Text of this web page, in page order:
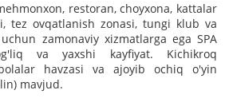
restoran, choyxona, kattalar
tez ovqatlanish zonasi, tungi klub va
zamonaviy xizmatlarga ega SPA
va yaxshi kayfiyat. Kichikroq
havzasi va ajoyib ochiq o'yin
mavjud.